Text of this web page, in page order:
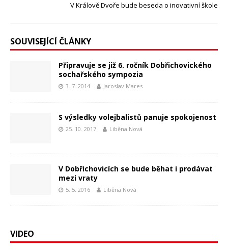
V Králově Dvoře bude beseda o inovativní škole
SOUVISEJÍCÍ ČLÁNKY
Připravuje se již 6. ročník Dobřichovického
sochařského sympozia
3. 7. 2014 Jaroslav Mares
S výsledky volejbalistů panuje spokojenost
25. 10. 2017 Liběna Nová
V Dobřichovicích se bude běhat i prodávat
mezi vraty
5. 5. 2016 Liběna Nová
VIDEO